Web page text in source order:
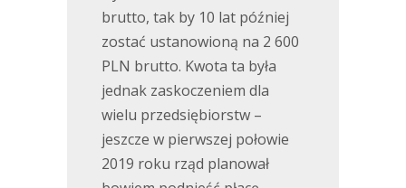
brutto, tak by 10 lat później
zostać ustanowioną na 2 600
PLN brutto. Kwota ta była
jednak zaskoczeniem dla
wielu przedsiębiorstw –
jeszcze w pierwszej połowie
2019 roku rząd planował